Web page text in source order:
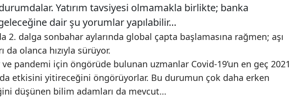
Yatırım tavsiyesi olmamakla birlikte; banka
dair şu yorumlar yapılabilir…
2. dalga sonbahar aylarında global çapta başlamasına rağmen; aşı
da olanca hızıyla sürüyor.
pandemi için öngörüde bulunan uzmanlar Covid-19’un en geç
etkisini yitireceğini öngörüyorlar. Bu durumun çok daha erken
düşünen bilim adamları da mevcut…